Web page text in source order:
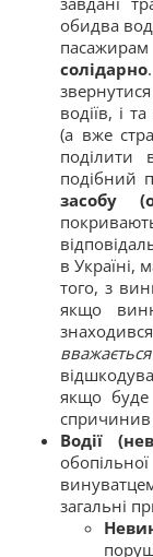
обидва
солідарно
водіїв, і
(а вже
поділити
подібний
засобу
в Україні,
того, з
якщо
якщо
спричинив
Водії
загальні